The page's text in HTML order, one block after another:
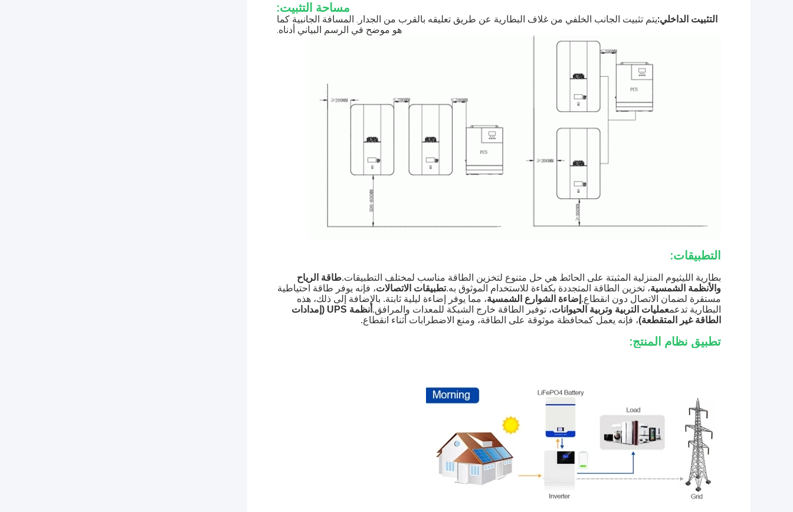
مساحة التثبيت:
التثبيت الداخلي:يتم تثبيت الجانب الخلفي من غلاف البطارية عن طريق تعليقه بالقرب من الجدار. المسافة الجانبية كما
هو موضح في الرسم البياني أدناه.
التطبيقات:
بطارية الليثيوم المنزلية المثبتة على الحائط هي حل متنوع لتخزين الطاقة مناسب لمختلف التطبيقات.طاقة الرياح
والأنظمة الشمسية، تخزين الطاقة المتجددة بكفاءة للاستخدام الموثوق به.تطبيقات الاتصالات، فإنه يوفر طاقة احتياطية
مستقرة لضمان الاتصال دون انقطاع. إضاءة الشوارع الشمسية، مما يوفر إضاءة ليلية ثابتة. بالإضافة إلى ذلك، هذه
البطارية تدعمعمليات التربية وتربية الحيوانات، توفير الطاقة خارج الشبكة للمعدات والمرافق.
أنظمة UPS (إمدادات
الطاقة غير المتقطعة)، فإنه يعمل كمحافظة موثوقة على الطاقة، ومنع الاضطرابات أثناء انقطاع.
تطبيق نظام المنتج: